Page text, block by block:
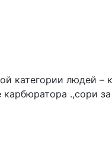
категории людей
.,сори